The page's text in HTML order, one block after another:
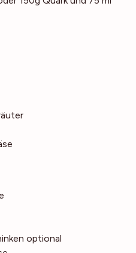
optional